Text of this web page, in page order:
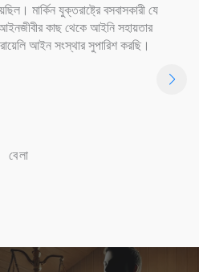
মার্কিন যুক্তরাষ্ট্রে বসবাসকারী যে
কাছ থেকে আইনি সহায়তার
আইন সংস্থার সুপারিশ করছি।
বেলা